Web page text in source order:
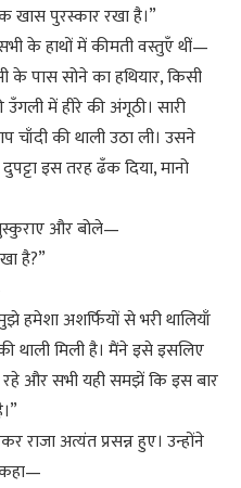
पुरस्कार रखा है।”
के हाथों में कीमती वस्तुएँ थीं—
के पास सोने का हथियार, किसी
में हीरे की अंगूठी। सारी
चाँदी की थाली उठा ली। उसने
इस तरह ढँक दिया, मानो
और बोले—
है?”
अशर्फियों से भरी थालियाँ
थाली मिली है। मैंने इसे इसलिए
रहे और सभी यही समझें कि इस बार
राजा अत्यंत प्रसन्न हुए। उन्होंने